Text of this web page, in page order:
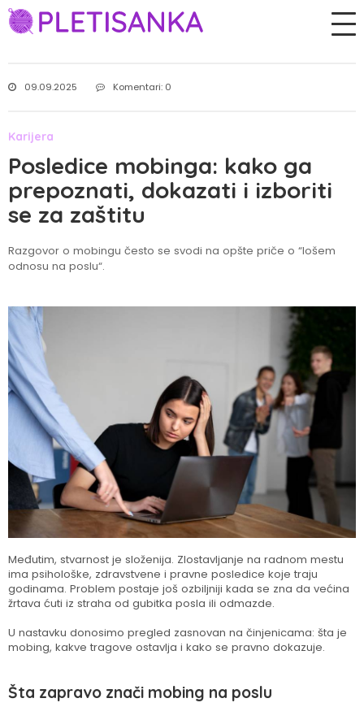
09.09.2025 Komentari: 0
Karijera
Posledice mobinga: kako ga
prepoznati, dokazati i izboriti
se za zaštitu
Razgovor o mobingu često se svodi na opšte priče o “lošem
odnosu na poslu“.
Međutim, stvarnost je složenija. Zlostavljanje na radnom mestu
ima psihološke, zdravstvene i pravne posledice koje traju
godinama. Problem postaje još ozbiljniji kada se zna da većina
žrtava ćuti iz straha od gubitka posla ili odmazde.
U nastavku donosimo pregled zasnovan na činjenicama: šta je
mobing, kakve tragove ostavlja i kako se pravno dokazuje.
Šta zapravo znači mobing na poslu